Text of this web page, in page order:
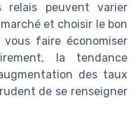
peuvent varier
et choisir le bon
faire économiser
la tendance
des taux
de se renseigner